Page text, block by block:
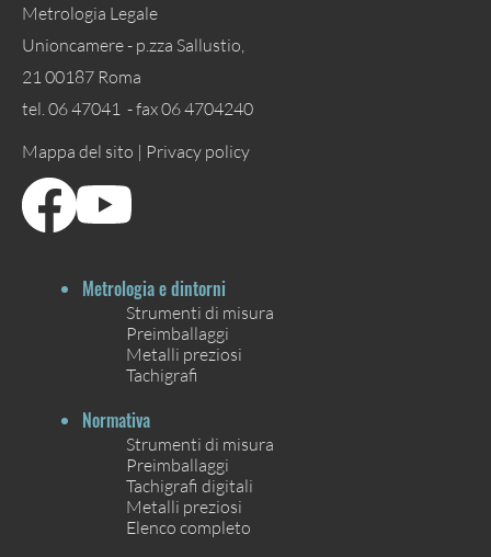
Metrologia Legale
Unioncamere - p.zza Sallustio,
21 00187 Roma
tel. 06 47041 - fax 06 4704240
Mappa del sito | Privacy policy
Metrologia e dintorni
Strumenti di misura
Preimballaggi
Metalli preziosi
Tachigrafi
Normativa
Strumenti di misura
Preimballaggi
Tachigrafi digitali
Metalli preziosi
Elenco completo